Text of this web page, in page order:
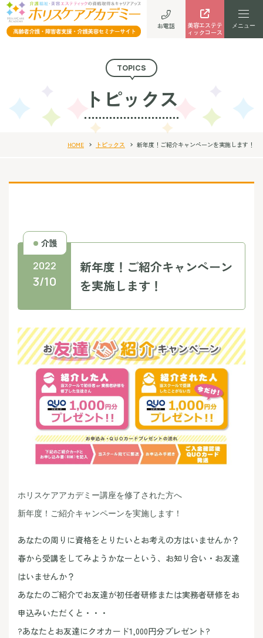
お電話
美容エステテ
ィックコース
TOPICS
トピックス
HOME トピックス 新年度！ご紹介キャンペーンを実施します！
介護
2022
3/10
新年度！ご紹介キャンペーン
を実施します！
ホリスケアアカデミー講座を修了された方へ
新年度！ご紹介キャンペーンを実施します！
あなたの周りに資格をとりたいとお考えの方はいませんか？
春から受講をしてみようかなーという、お知り合い・お友達
はいませんか？
あなたのご紹介でお友達が初任者研修または実務者研修をお
申込みいただくと・・・
?あなたとお友達にクオカード1,000円分プレゼント?